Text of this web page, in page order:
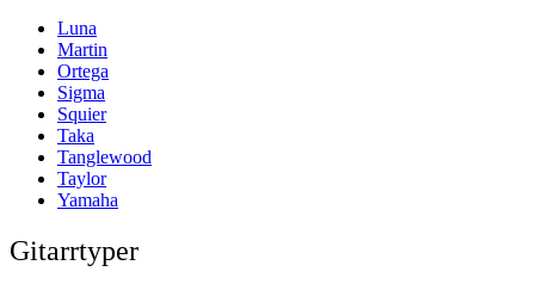
Luna
Martin
Ortega
Sigma
Squier
Taka
Tanglewood
Taylor
Yamaha
Gitarrtyper